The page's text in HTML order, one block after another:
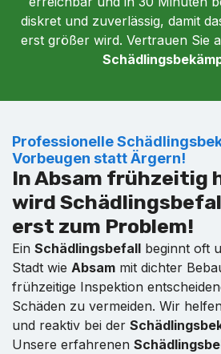
diskret und zuverlässig, damit
erst größer wird. Vertrauen Sie
Professionelle
Vorbeugen statt Ärgern!
In Absam frühzeitig
wird
erst zum Problem!
Ein Schädlingsbefall beginnt oft
Stadt wie Absam mit dichter
frühzeitige Inspektion
Schäden zu vermeiden. Wir
und reaktiv bei der
Unsere erfahrenen